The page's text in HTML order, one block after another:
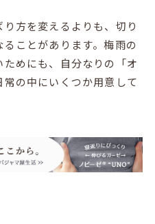
方を変えるよりも、切り
ことがあります。梅雨の
めにも、自分なりの「オ
の中にいくつか用意して